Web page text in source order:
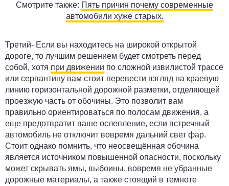
Смотрите также: Пять причин почему современные
автомобили хуже старых.
Третий- Если вы находитесь на широкой открытой
дороге, то лучшим решением будет смотреть перед
собой, хотя при движении по сложной извилистой трассе
или серпантину вам стоит перевести взгляд на краевую
линию горизонтальной дорожной разметки, отделяющей
проезжую часть от обочины. Это позволит вам
правильно ориентироваться по полосам движения, а
еще предотвратит ваше ослепление, если встречный
автомобиль не отключит вовремя дальний свет фар.
Стоит однако помнить, что неосвещённая обочина
является источником повышенной опасности, поскольку
может скрывать ямы, выбоины, вовремя не убранные
дорожные материалы, а также стоящий в темноте